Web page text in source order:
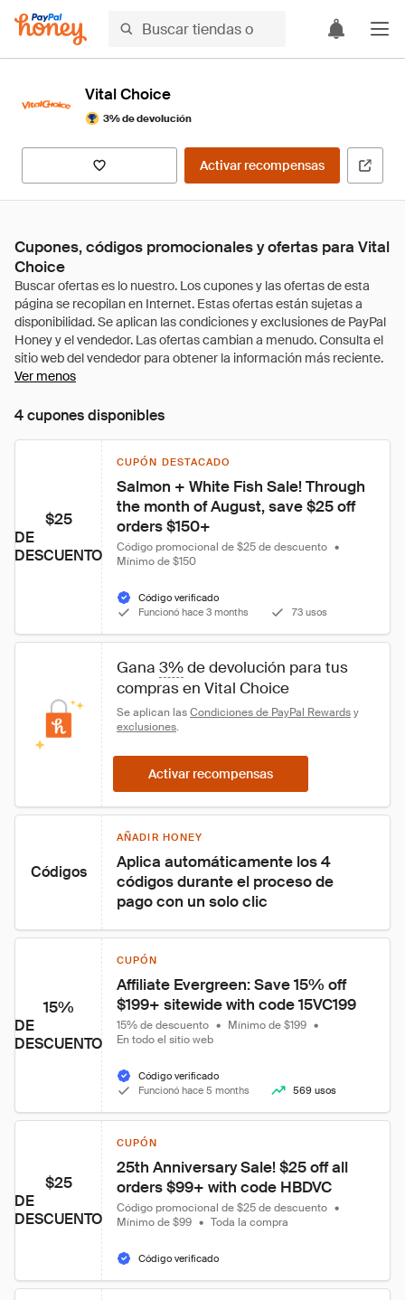
Vital Choice
3% de devolución
Activar recompensas
Cupones, códigos promocionales y ofertas para Vital
Choice
Ver menos
4 cupones disponibles
$25
DE
DESCUENTO
CUPÓN DESTACADO
Salmon + White Fish Sale! Through
the month of August, save $25 off
orders $150+
Código promocional de $25 de descuento •
Mínimo de $150
Código verificado
Funcionó hace 3 months
73 usos
Gana 3% de devolución para tus
compras en Vital Choice
Se aplican las Condiciones de PayPal Rewards y
exclusiones.
Activar recompensas
Códigos
AÑADIR HONEY
Aplica automáticamente los 4
códigos durante el proceso de
pago con un solo clic
15%
DE
DESCUENTO
CUPÓN
Affiliate Evergreen: Save 15% off
$199+ sitewide with code 15VC199
15% de descuento • Mínimo de $199 •
En todo el sitio web
Código verificado
Funcionó hace 5 months
569 usos
$25
DE
DESCUENTO
CUPÓN
25th Anniversary Sale! $25 off all
orders $99+ with code HBDVC
Código promocional de $25 de descuento •
Mínimo de $99 • Toda la compra
Código verificado